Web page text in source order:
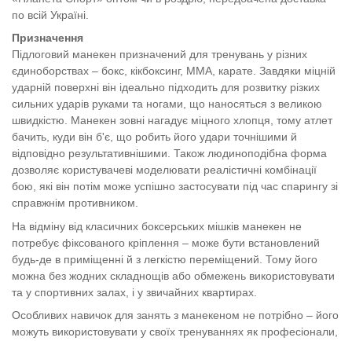
по всій Україні.
Призначення
Підлоговий манекен призначений для тренувань у різних
єдиноборствах – бокс, кікбоксинг, ММА, карате. Завдяки міцній
ударній поверхні він ідеально підходить для розвитку різких
сильних ударів руками та ногами, що наносяться з великою
швидкістю. Манекен зовні нагадує міцного хлопця, тому атлет
бачить, куди він б'є, що робить його удари точнішими й
відповідно результативнішими. Також людиноподібна форма
дозволяє користувачеві моделювати реалістичні комбінації
бою, які він потім може успішно застосувати під час спарингу зі
справжнім противником.
На відміну від класичних боксерських мішків манекен не
потребує фіксованого кріплення – може бути встановлений
будь-де в приміщенні й з легкістю переміщений. Тому його
можна без жодних складнощів або обмежень використовувати
та у спортивних залах, і у звичайних квартирах.
Особливих навичок для занять з манекеном не потрібно – його
можуть використовувати у своїх тренуваннях як професіонали,